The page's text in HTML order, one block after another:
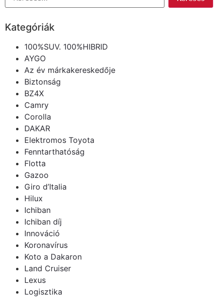
Kategóriák
100%SUV. 100%HIBRID
AYGO
Az év márkakereskedője
Biztonság
BZ4X
Camry
Corolla
DAKAR
Elektromos Toyota
Fenntarthatóság
Flotta
Gazoo
Giro d’Italia
Hilux
Ichiban
Ichiban díj
Innováció
Koronavírus
Koto a Dakaron
Land Cruiser
Lexus
Logisztika